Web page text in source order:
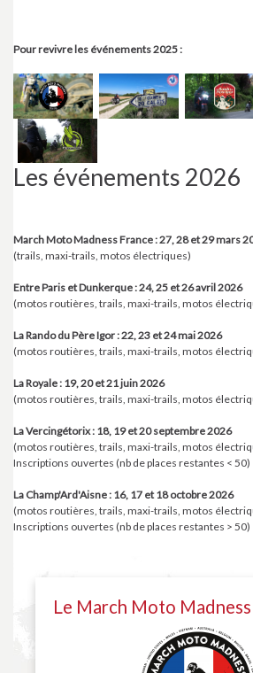
Pour revivre les événements 2025 :
Les événements 2026
March Moto Madness France : 27, 28 et 29 mars
(trails, maxi-trails, motos électriques)
Entre Paris et Dunkerque : 24, 25 et 26 avril 2026
(motos routières, trails, maxi-trails, motos
La Rando du Père Igor : 22, 23 et 24 mai 2026
(motos routières, trails, maxi-trails, motos
La Royale : 19, 20 et 21 juin 2026
(motos routières, trails, maxi-trails, motos
La Vercingétorix : 18, 19 et 20 septembre 2026
(motos routières, trails, maxi-trails, motos
Inscriptions ouvertes (nb de places restantes < 50)
La Champ'Ard'Aisne : 16, 17 et 18 octobre 2026
(motos routières, trails, maxi-trails, motos
Inscriptions ouvertes (nb de places restantes > 50)
Le March Moto